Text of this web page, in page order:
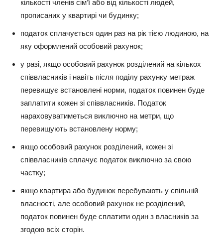
кількості членів сім’ї або від кількості людей,
прописаних у квартирі чи будинку;
податок сплачується один раз на рік тією людиною, на
яку оформлений особовий рахунок;
у разі, якщо особовий рахунок розділений на кількох
співвласників і навіть після поділу рахунку метраж
перевищує встановлені норми, податок повинен буде
заплатити кожен зі співвласників. Податок
нараховуватиметься виключно на метри, що
перевищують встановлену норму;
якщо особовий рахунок розділений, кожен зі
співвласників сплачує податок виключно за свою
частку;
якщо квартира або будинок перебувають у спільній
власності, але особовий рахунок не розділений,
податок повинен буде сплатити один з власників за
згодою всіх сторін.